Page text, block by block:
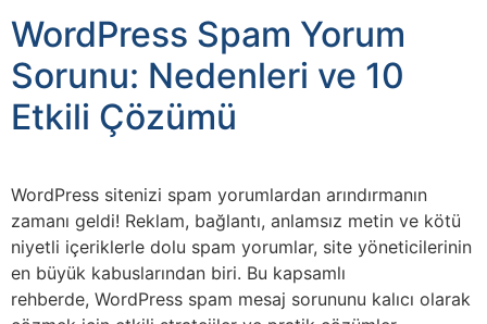
WordPress Spam Yorum
Sorunu: Nedenleri ve 10
Etkili Çözümü
WordPress sitenizi spam yorumlardan arındırmanın
zamanı geldi! Reklam, bağlantı, anlamsız metin ve kötü
niyetli içeriklerle dolu spam yorumlar, site yöneticilerinin
en büyük kabuslarından biri. Bu kapsamlı
rehberde, WordPress spam mesaj sorununu kalıcı olarak